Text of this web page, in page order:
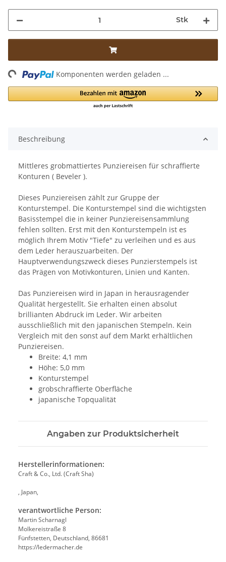
Stk
Komponenten werden geladen ...
Beschreibung
Mittleres grobmattiertes Punziereisen für schraffierte
Konturen ( Beveler ).
Dieses Punziereisen zählt zur Gruppe der
Konturstempel. Die Konturstempel sind die wichtigsten
Basisstempel die in keiner Punziereisensammlung
fehlen sollten. Erst mit den Konturstempeln ist es
möglich Ihrem Motiv "Tiefe" zu verleihen und es aus
dem Leder herauszuarbeiten. Der
Hauptverwendungszweck dieses Punzierstempels ist
das Prägen von Motivkonturen, Linien und Kanten.
Das Punziereisen wird in Japan in herausragender
Qualität hergestellt. Sie erhalten einen absolut
brillianten Abdruck im Leder. Wir arbeiten
ausschließlich mit den japanischen Stempeln. Kein
Vergleich mit den sonst auf dem Markt erhältlichen
Punziereisen.
Breite: 4,1 mm
Höhe: 5,0 mm
Konturstempel
grobschraffierte Oberfläche
japanische Topqualität
Angaben zur Produktsicherheit
Herstellerinformationen:
Craft & Co., Ltd. (Craft Sha)
, Japan,
verantwortliche Person:
Martin Scharnagl
Molkereistraße 8
Fünfstetten, Deutschland, 86681
https://ledermacher.de